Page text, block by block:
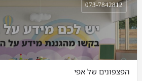
הפצפונים של אפי
073-7842812